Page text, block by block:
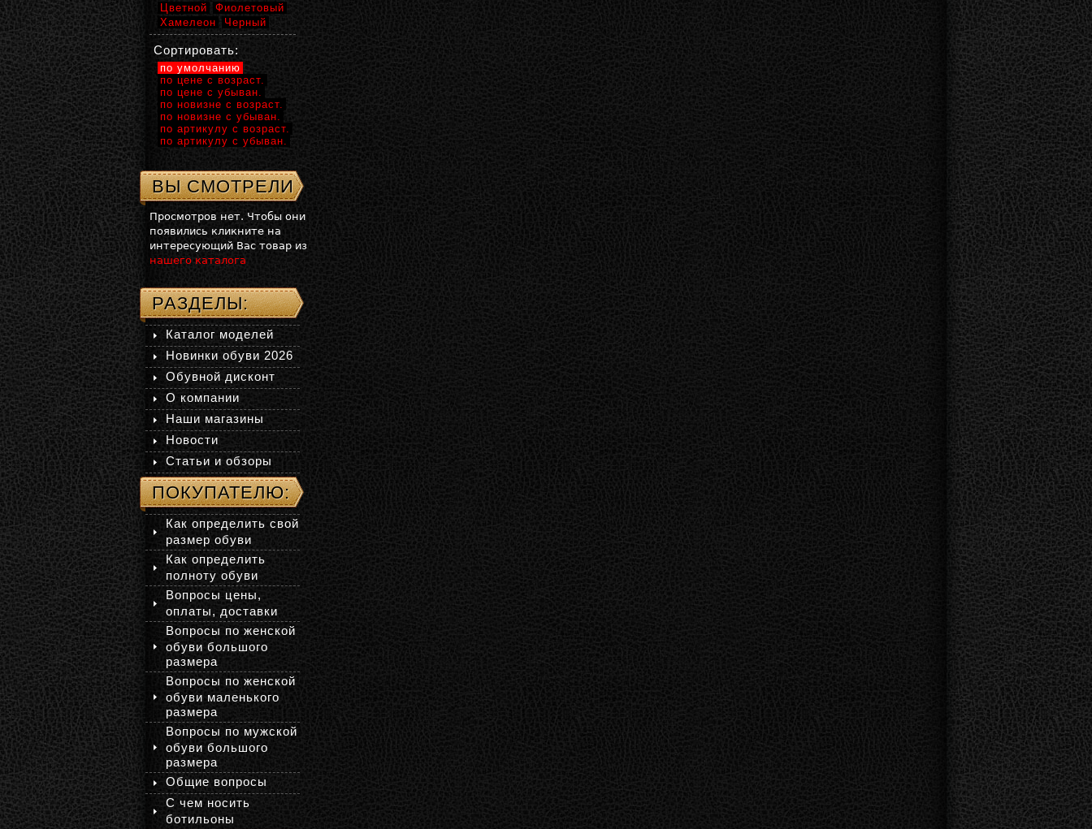
Цветной
Фиолетовый
Хамелеон
Черный
Сортировать:
по умолчанию
по цене с возраст.
по цене с убыван.
по новизне с возраст.
по новизне с убыван.
по артикулу с возраст.
по артикулу с убыван.
ВЫ СМОТРЕЛИ
Просмотров нет. Чтобы они
появились кликните на
интересующий Вас товар из
нашего каталога
РАЗДЕЛЫ:
Каталог моделей
Новинки обуви 2026
Обувной дисконт
О компании
Наши магазины
Новости
Статьи и обзоры
ПОКУПАТЕЛЮ:
Как определить свой
размер обуви
Как определить
полноту обуви
Вопросы цены,
оплаты, доставки
Вопросы по женской
обуви большого
размера
Вопросы по женской
обуви маленького
размера
Вопросы по мужской
обуви большого
размера
Общие вопросы
С чем носить
ботильоны